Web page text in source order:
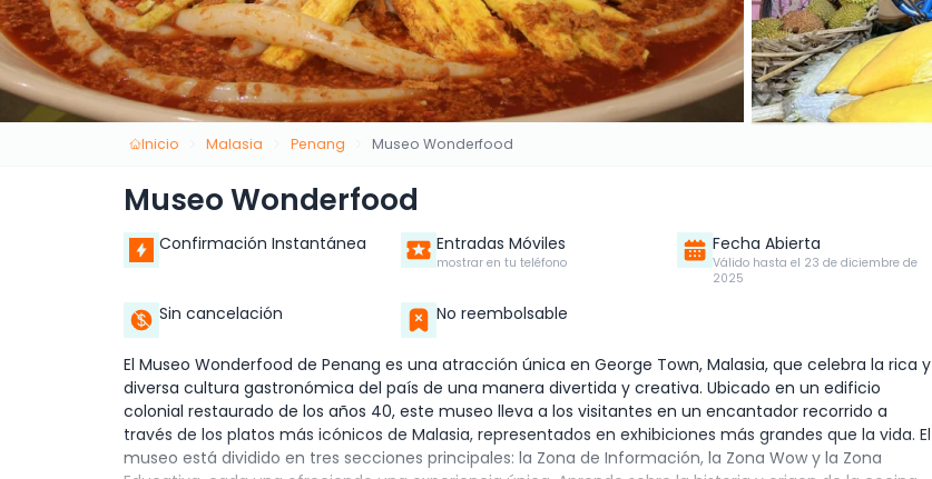
Inicio Malasia Penang Museo Wonderfood
Museo Wonderfood
Confirmación Instantánea Entradas Móviles
mostrar en tu teléfono
Fecha Abierta
Válido hasta el 23 de diciembre de
2025
Sin cancelación No reembolsable
El Museo Wonderfood de Penang es una atracción única en George Town, Malasia, que celebra la rica y
diversa cultura gastronómica del país de una manera divertida y creativa. Ubicado en un edificio
colonial restaurado de los años 40, este museo lleva a los visitantes en un encantador recorrido a
través de los platos más icónicos de Malasia, representados en exhibiciones más grandes que la vida. El
museo está dividido en tres secciones principales: la Zona de Información, la Zona Wow y la Zona